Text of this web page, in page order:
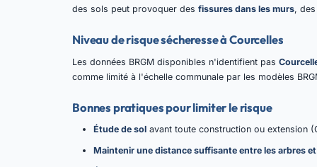
des sols peut provoquer des fissures dans les murs,
Niveau de risque sécheresse à Courcelles
Les données BRGM disponibles n'identifient pas
comme limité à l'échelle communale par les modèles
Bonnes pratiques pour limiter le risque
Étude de sol avant toute construction ou extension
Maintenir une distance suffisante entre les arbres